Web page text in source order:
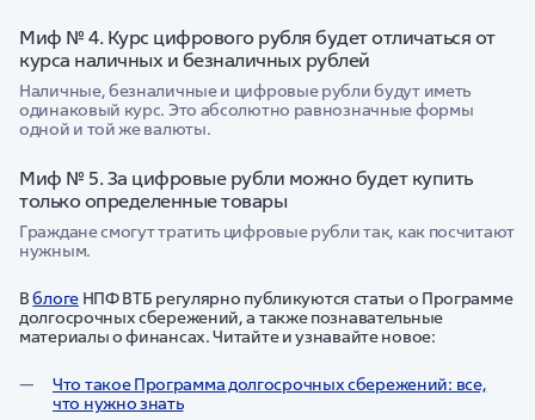
Миф № 4. Курс цифрового рубля будет отличаться от
курса наличных и безналичных рублей
Наличные, безналичные и цифровые рубли будут иметь
одинаковый курс. Это абсолютно равнозначные формы
одной и той же валюты.
Миф № 5. За цифровые рубли можно будет купить
только определенные товары
Граждане смогут тратить цифровые рубли так, как посчитают
нужным.
ВблогеНПФ ВТБ регулярно публикуются статьи о Программе
долгосрочных сбережений, а также познавательные
материалы о финансах. Читайте и узнавайте новое:
Что такое Программа долгосрочных сбережений: все,
что нужно знать